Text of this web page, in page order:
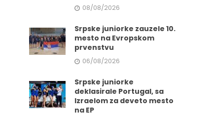
08/08/2026
Srpske juniorke zauzele 10.
mesto na Evropskom
prvenstvu
06/08/2026
Srpske juniorke
deklasirale Portugal, sa
Izraelom za deveto mesto
na EP